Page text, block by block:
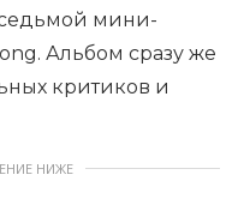
седьмой мини-
Альбом сразу же
критиков и
НИЖЕ